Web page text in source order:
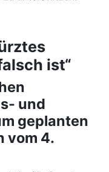
ist“
und
geplanten
vom 4.